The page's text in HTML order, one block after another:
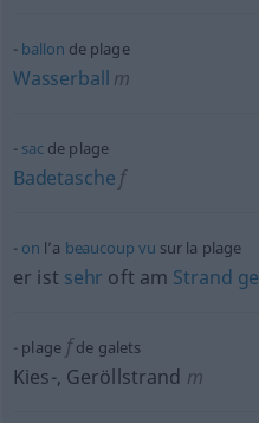
ballon de plage
Wasserball m
sacde plage
Badetasche f
on l’a beaucoup vu sur la plage
er ist sehr oft am Strand
plagef de galets
Kies-, Geröllstrand m